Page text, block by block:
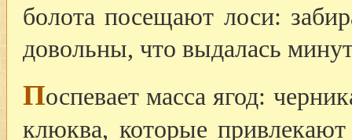
болота посещают лоси:
довольны, что выдалась
Поспевает масса ягод:
клюква, которые привлекают